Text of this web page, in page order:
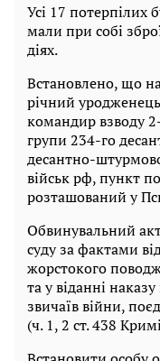
Усі 17 потерпілих
мали при собі
діях.
Встановлено, що
річний
командир взводу
групи 234-го
десантно-
військ рф, пункт
розташований у
Обвинувальний
суду за фактами
жорстокого
та у віданні
звичаїв війни,
(ч. 1, 2 ст. 438